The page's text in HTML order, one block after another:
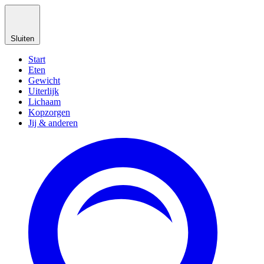
Sluiten
Start
Eten
Gewicht
Uiterlijk
Lichaam
Kopzorgen
Jij & anderen